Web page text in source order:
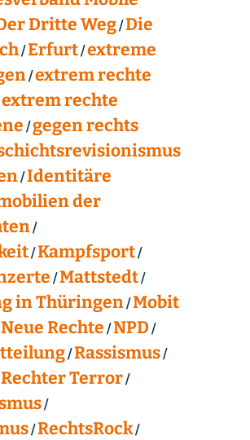
Dritte Weg Die
Erfurt extreme
extrem rechte
extrem rechte
gegen rechts
Identitäre
der
Kampfsport
Mattstedt
in Thüringen Mobit
Neue Rechte NPD
Rassismus
Rechter Terror
RechtsRock